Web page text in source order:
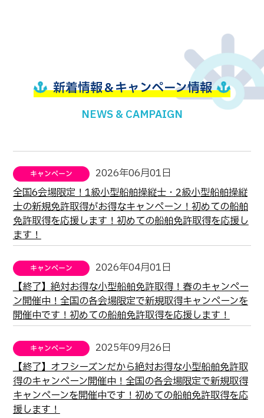
新着情報＆キャンペーン情報
NEWS & CAMPAIGN
2026年06月01日
全国6会場限定！1級小型船舶操縦士・2級小型船舶操縦
士の新規免許取得がお得なキャンペーン！初めての船舶
免許取得を応援します！初めての船舶免許取得を応援し
ます！
2026年04月01日
【終了】絶対お得な小型船舶免許取得！春のキャンペー
ン開催中！全国の各会場限定で新規取得キャンペーンを
開催中です！初めての船舶免許取得を応援します！
2025年09月26日
【終了】オフシーズンだから絶対お得な小型船舶免許取
得のキャンペーン開催中！全国の各会場限定で新規取得
キャンペーンを開催中です！初めての船舶免許取得を応
援します！